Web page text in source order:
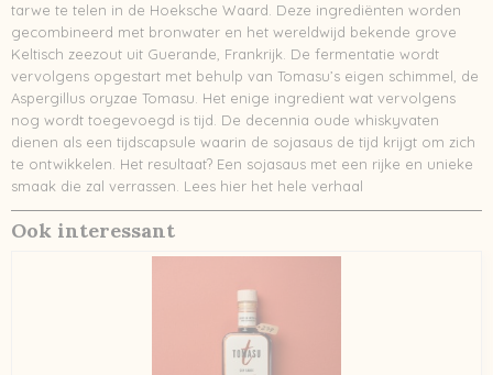
tarwe te telen in de Hoeksche Waard. Deze ingrediënten worden
gecombineerd met bronwater en het wereldwijd bekende grove
Keltisch zeezout uit Guerande, Frankrijk. De fermentatie wordt
vervolgens opgestart met behulp van Tomasu’s eigen schimmel, de
Aspergillus oryzae Tomasu. Het enige ingredient wat vervolgens
nog wordt toegevoegd is tijd. De decennia oude whiskyvaten
dienen als een tijdscapsule waarin de sojasaus de tijd krijgt om zich
te ontwikkelen. Het resultaat? Een sojasaus met een rijke en unieke
smaak die zal verrassen. Lees hier het hele verhaal
Ook interessant